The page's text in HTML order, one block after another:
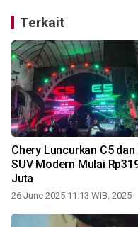
Terkait
Chery Luncurkan C5 dan
SUV Modern Mulai
Juta
26 June 2025 11:13 WIB, 2025